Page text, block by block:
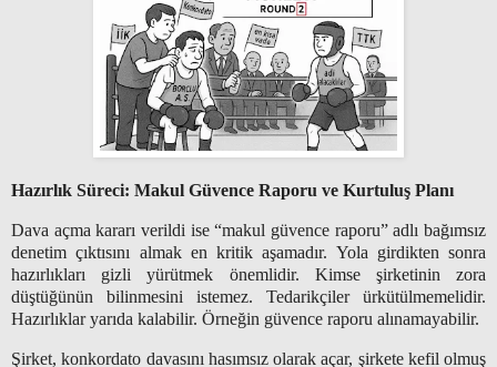
Hazırlık Süreci: Makul Güvence Raporu ve Kurtuluş Planı
Dava açma kararı verildi ise “makul güvence raporu” adlı bağımsız
denetim çıktısını almak en kritik aşamadır. Yola girdikten sonra
hazırlıkları gizli yürütmek önemlidir. Kimse şirketinin zora
düştüğünün bilinmesini istemez. Tedarikçiler ürkütülmemelidir.
Hazırlıklar yarıda kalabilir. Örneğin güvence raporu alınamayabilir.
Şirket, konkordato davasını hasımsız olarak açar, şirkete kefil olmuş